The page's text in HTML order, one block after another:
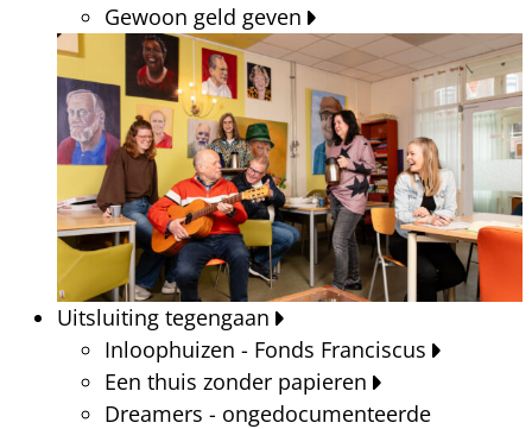
Gewoon geld geven
Uitsluiting tegengaan
Inloophuizen - Fonds Franciscus
Een thuis zonder papieren
Dreamers - ongedocumenteerde